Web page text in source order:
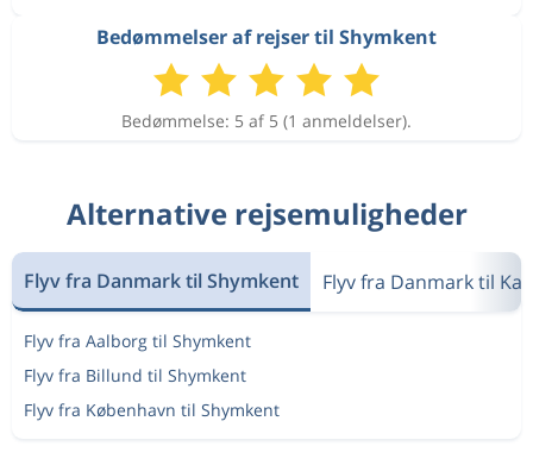
Bedømmelser af rejser til Shymkent
Bedømmelse: 5 af 5 (1 anmeldelser).
Alternative rejsemuligheder
Flyv fra Danmark til Shymkent Flyv fra Danmark til
Flyv fra Aalborg til Shymkent
Flyv fra Billund til Shymkent
Flyv fra København til Shymkent